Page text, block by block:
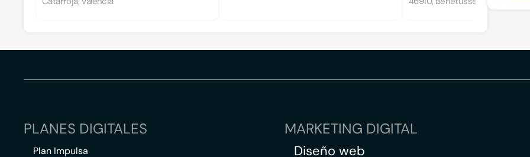
PLANES DIGITALES
Plan Impulsa
MARKETING DIGITAL
Diseño web